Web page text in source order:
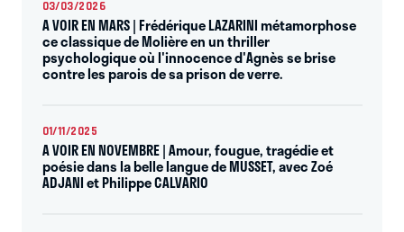
03/03/2026
A VOIR EN MARS | Frédérique LAZARINI métamorphose
ce classique de Molière en un thriller
psychologique où l'innocence d'Agnès se brise
contre les parois de sa prison de verre.
01/11/2025
A VOIR EN NOVEMBRE | Amour, fougue, tragédie et
poésie dans la belle langue de MUSSET, avec Zoé
ADJANI et Philippe CALVARIO